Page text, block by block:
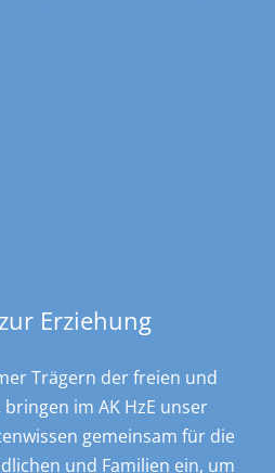
Erziehung
Trägern der freien und
im AK HzE unser
gemeinsam für die
und Familien ein, um